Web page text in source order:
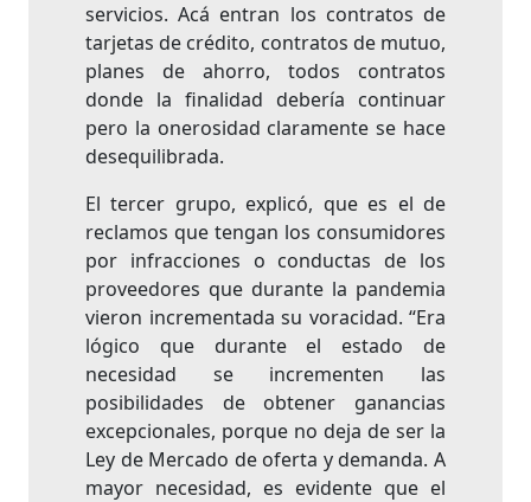
servicios. Acá entran los contratos de
tarjetas de crédito, contratos de mutuo,
planes de ahorro, todos contratos
donde la finalidad debería continuar
pero la onerosidad claramente se hace
desequilibrada.
El tercer grupo, explicó, que es el de
reclamos que tengan los consumidores
por infracciones o conductas de los
proveedores que durante la pandemia
vieron incrementada su voracidad. “Era
lógico que durante el estado de
necesidad se incrementen las
posibilidades de obtener ganancias
excepcionales, porque no deja de ser la
Ley de Mercado de oferta y demanda. A
mayor necesidad, es evidente que el